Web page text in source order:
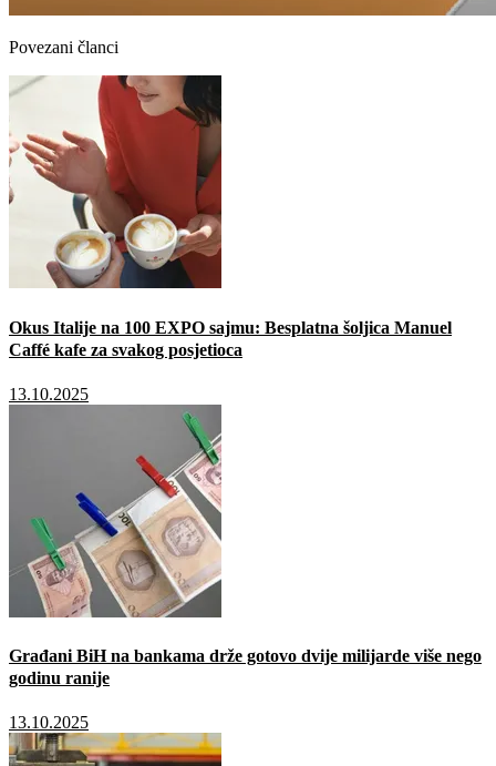
Povezani članci
Okus Italije na 100 EXPO sajmu: Besplatna šoljica Manuel
Caffé kafe za svakog posjetioca
13.10.2025
Građani BiH na bankama drže gotovo dvije milijarde više nego
godinu ranije
13.10.2025